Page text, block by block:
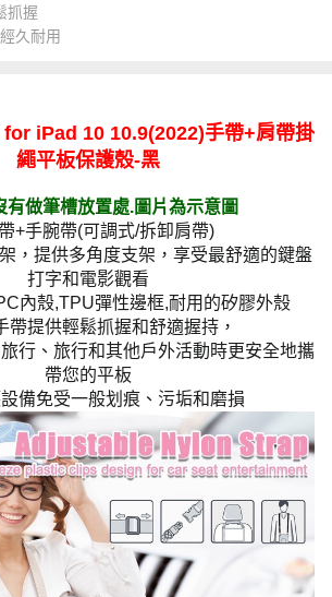
抓握
久耐用
for iPad 10 10.9(2022)手帶+肩帶掛
繩平板保護殼-黑
有做筆槽放置處.圖片為示意圖
+手腕帶(可調式/拆卸肩帶)
，提供多角度支架，享受最舒適的鍵盤
打字和電影觀看
內殼,TPU彈性邊框,耐用的矽膠外殼
帶提供輕鬆抓握和舒適握持，
行、旅行和其他戶外活動時更安全地攜
帶您的平板
備免受一般划痕、污垢和磨損